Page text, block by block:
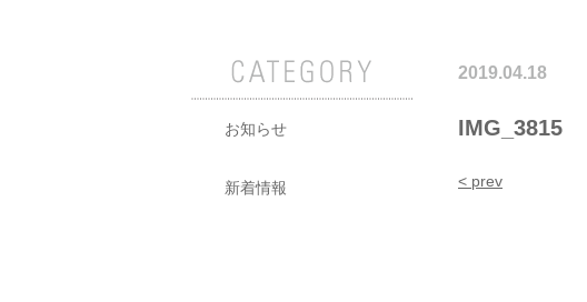
2019.04.18
IMG_3815
< prev
お知らせ
新着情報